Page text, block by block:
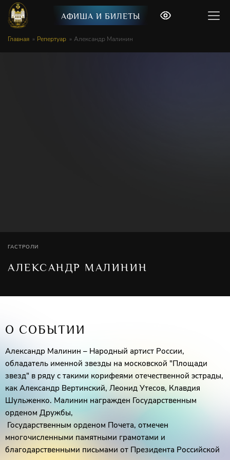
АФИША И БИЛЕТЫ
Главная Репертуар Александр Малинин
ГАСТРОЛИ
АЛЕКСАНДР МАЛИНИН
О СОБЫТИИ
Александр Малинин – Народный артист России,
обладатель именной звезды на московской "Площади
звезд" в ряду с такими корифеями отечественной эстрады,
как Александр Вертинский, Леонид Утесов, Клавдия
Шульженко. Малинин награжден Государственным
орденом Дружбы,
Государственным орденом Почета, отмечен
многочисленными памятными грамотами и
благодарственными письмами от Президента Российской